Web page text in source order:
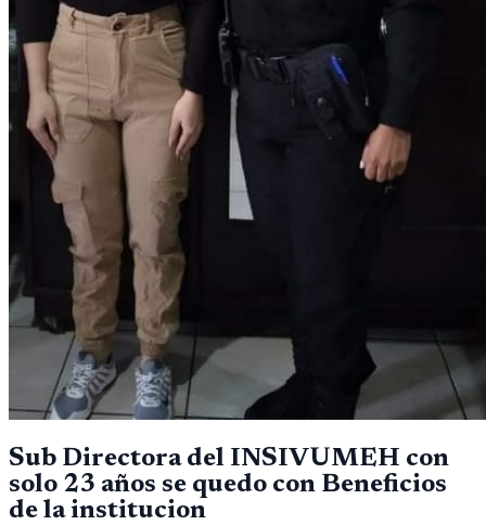
Sub Directora del INSIVUMEH con
solo 23 años se quedo con Beneficios
de la institucion